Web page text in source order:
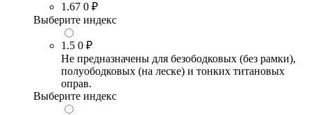
1.67 0 ₽
Выберите индекс
1.5 0 ₽
Не предназначены для безободковых (без рамки),
полуободковых (на леске) и тонких титановых
оправ.
Выберите индекс